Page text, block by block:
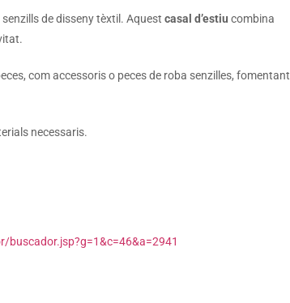
de disseny tèxtil. Aquest casal d’estiu combina
com accessoris o peces de roba senzilles, fomentant
necessaris.